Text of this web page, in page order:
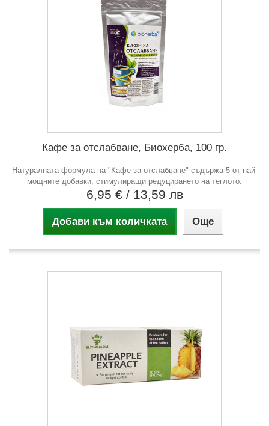
Кафе за отслабване, Биохерба, 100 гр.
Натуралната формула на "Кафе за отслабване" съдържа 5 от най-
мощните добавки, стимулиращи редуцирането на теглото.
6,95 € / 13,59 лв
Добави към количката Още